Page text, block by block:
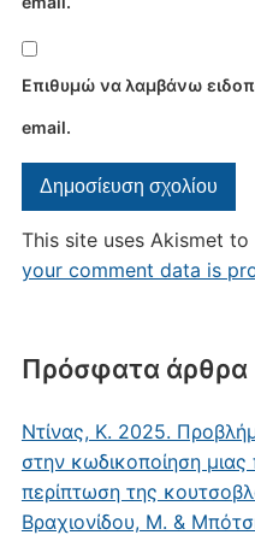
Πρόσφατα άρθρα
Ντίνας, Κ. 2025.
στην κωδικοποίηση
περίπτωση της
Βραχιονίδου, Μ. &
Επιθυμώ να λαμβάνω
email.
This site uses Akismet to
your comment data is